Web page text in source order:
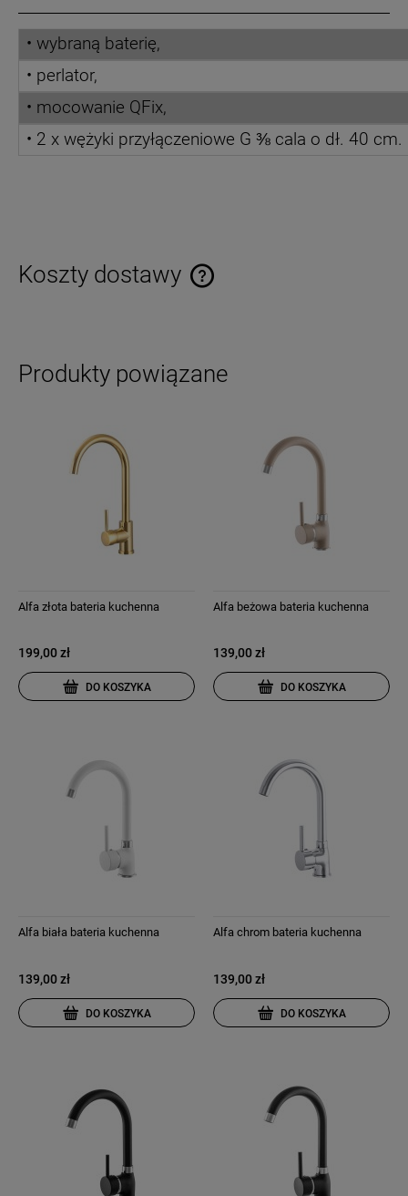
• wybraną baterię,
• perlator,
• mocowanie QFix,
• 2 x wężyki przyłączeniowe G ⅜ cala o dł. 40 cm.
Koszty dostawy
Cena nie zawiera ewentualnych kosztów płatności
Produkty powiązane
Alfa złota bateria kuchenna
199,00 zł
DO KOSZYKA
Alfa beżowa bateria kuchenna
139,00 zł
DO KOSZYKA
Alfa biała bateria kuchenna
139,00 zł
DO KOSZYKA
Alfa chrom bateria kuchenna
139,00 zł
DO KOSZYKA